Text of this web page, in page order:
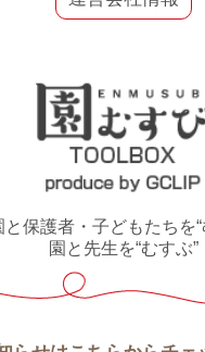
と保護者・子どもたちを“
園と先生を“むすぶ”